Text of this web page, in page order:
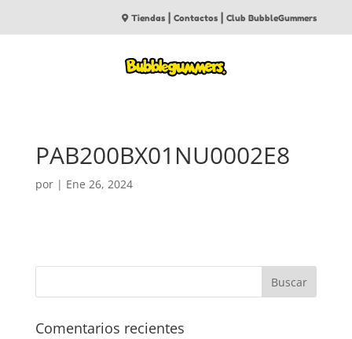
Tiendas |Contactos |Club BubbleGummers
PAB200BX01NU0002E8
por | Ene 26, 2024
Comentarios recientes